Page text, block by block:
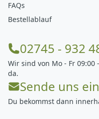
FAQs
Bestellablauf
02745 - 932
Wir sind von Mo - Fr 09:00
da.
Sende uns
Du bekommst dann